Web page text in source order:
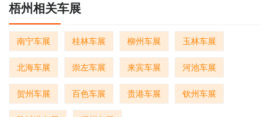
梧州相关车展
南宁车展 桂林车展 柳州车展 玉林车展
北海车展 崇左车展 来宾车展 河池车展
贺州车展 百色车展 贵港车展 钦州车展